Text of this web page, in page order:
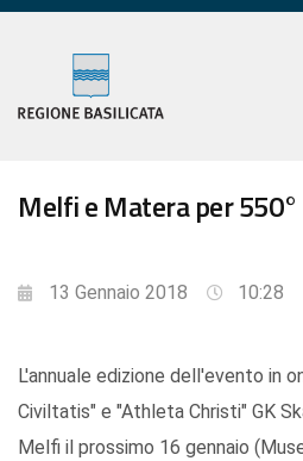
Melfi e Matera per 550°
13 Gennaio 2018 10:28
L'annuale edizione dell'evento in
Civiltatis" e "Athleta Christi" GK
Melfi il prossimo 16 gennaio